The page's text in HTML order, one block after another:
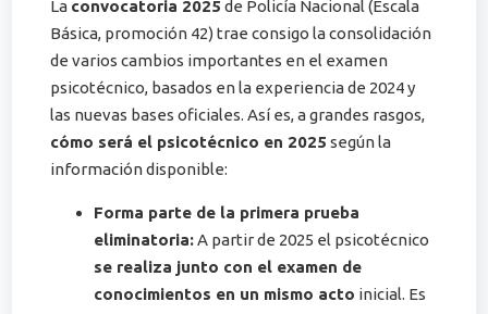
La convocatoria 2025 de Policía Nacional (Escala
Básica, promoción 42) trae consigo la consolidación
de varios cambios importantes en el examen
psicotécnico, basados en la experiencia de 2024 y
las nuevas bases oficiales. Así es, a grandes rasgos,
cómo será el psicotécnico en 2025 según la
información disponible:
Forma parte de la primera prueba
eliminatoria:A partir de 2025 el psicotécnico
se realiza junto con el examen de
conocimientos en un mismo acto inicial​. Es